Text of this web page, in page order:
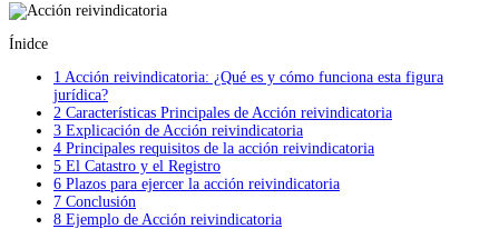
Ínidce
1 Acción reivindicatoria: ¿Qué es y cómo funciona esta figura
jurídica?
2 Características Principales de Acción reivindicatoria
3 Explicación de Acción reivindicatoria
4 Principales requisitos de la acción reivindicatoria
5 El Catastro y el Registro
6 Plazos para ejercer la acción reivindicatoria
7 Conclusión
8 Ejemplo de Acción reivindicatoria